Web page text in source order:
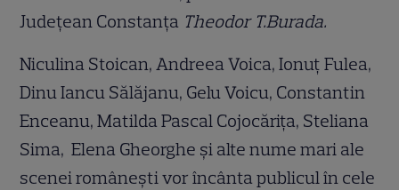
Județean Constanța Theodor T.Burada.
Niculina Stoican, Andreea Voica, Ionuț Fulea,
Dinu Iancu Sălăjanu, Gelu Voicu, Constantin
Enceanu, Matilda Pascal Cojocărița, Steliana
Sima, Elena Gheorghe și alte nume mari ale
scenei românești vor încânta publicul în cele